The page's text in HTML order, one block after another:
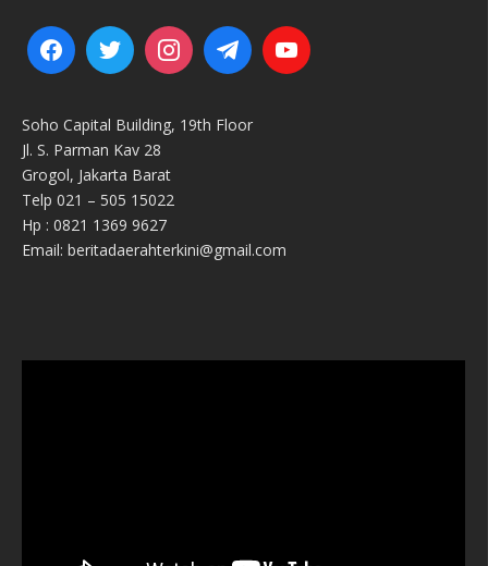
Soho Capital Building, 19th Floor
Jl. S. Parman Kav 28
Grogol, Jakarta Barat
Telp 021 – 505 15022
Hp : 0821 1369 9627
Email: beritadaerahterkini@gmail.com